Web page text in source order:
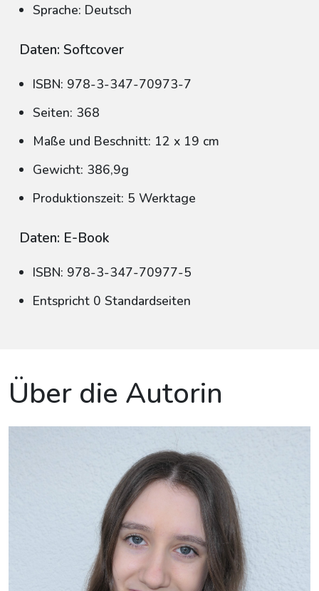
Sprache: Deutsch
Daten: Softcover
ISBN: 978-3-347-70973-7
Seiten: 368
Maße und Beschnitt: 12 x 19 cm
Gewicht: 386,9g
Produktionszeit: 5 Werktage
Daten: E-Book
ISBN: 978-3-347-70977-5
Entspricht 0 Standardseiten
Über die Autorin